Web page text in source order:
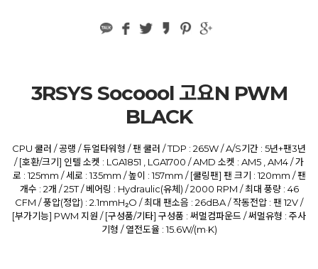
3RSYS Socoool 고요N PWM
BLACK
CPU 쿨러 / 공랭 / 듀얼타워형 / 팬 쿨러 / TDP : 265W / A/S기간 : 5년+팬3년
/ [호환/크기] 인텔 소켓 : LGA1851 , LGA1700 / AMD 소켓 : AM5 , AM4 / 가
로 : 125mm / 세로 : 135mm / 높이 : 157mm / [쿨링팬] 팬 크기 : 120mm / 팬
개수 : 2개 / 25T / 베어링 : Hydraulic(유체) / 2000 RPM / 최대 풍량 : 46
CFM / 풍압(정압) : 2.1mmH₂O / 최대 팬소음 : 26dBA / 작동전압 : 팬 12V /
[부가기능] PWM 지원 / [구성품/기타] 구성품 : 써멀컴파운드 / 써멀유형 : 주사
기형 / 열전도율 : 15.6W/(m·K)